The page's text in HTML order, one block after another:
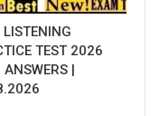
LISTENING
TEST 2026
ANSWERS |